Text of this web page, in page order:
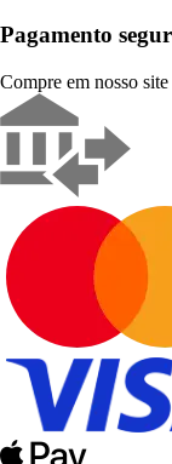
Pagamento
Compre em nosso